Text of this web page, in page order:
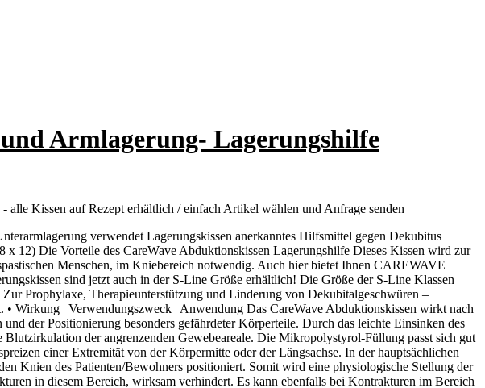
Armlagerung- Lagerungshilfe
Kissen auf Rezept erhältlich / einfach Artikel wählen und Anfrage senden
verwendet Lagerungskissen anerkanntes Hilfsmittel gegen Dekubitus
12) Die Vorteile des CareWave Abduktionskissen Lagerungshilfe Dieses Kissen wird zur
Menschen, im Kniebereich notwendig. Auch hier bietet Ihnen CAREWAVE
sind jetzt auch in der S-Line Größe erhältlich! Die Größe der S-Line Klassen
Prophylaxe, Therapieunterstützung und Linderung von Dekubitalgeschwüren –
Wirkung | Verwendungszweck | Anwendung Das CareWave Abduktionskissen wirkt nach
der Positionierung besonders gefährdeter Körperteile. Durch das leichte Einsinken des
der angrenzenden Gewebeareale. Die Mikropolystyrol-Füllung passt sich gut
einer Extremität von der Körpermitte oder der Längsachse. In der hauptsächlichen
Knien des Patienten/Bewohners positioniert. Somit wird eine physiologische Stellung der
in diesem Bereich, wirksam verhindert. Es kann ebenfalls bei Kontrakturen im Bereich